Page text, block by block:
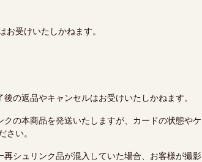
受けいたしかねます。
の返品やキャンセルはお受けいたしかねます。
の本商品を発送いたしますが、カードの状態やケ
い。
シュリンク品が混入していた場合、お客様が撮影